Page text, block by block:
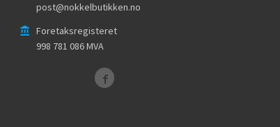
post@nokkelbutikken.no
Foretaksregisteret
998 781 086 MVA